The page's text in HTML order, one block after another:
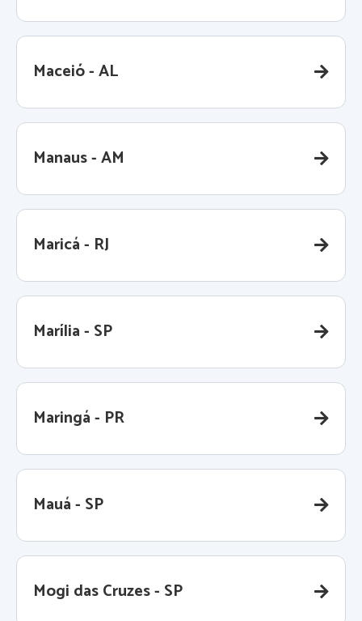
Maceió - AL
Manaus - AM
Maricá - RJ
Marília - SP
Maringá - PR
Mauá - SP
Mogi das Cruzes - SP